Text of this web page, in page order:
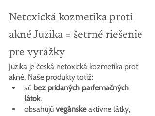
Netoxická kozmetika proti
akné Juzika = šetrné riešenie
pre vyrážky
Juzika je česká netoxická kozmetika proti
akné. Naše produkty totiž:
sú bez pridaných parfemačných
látok.
obsahujú vegánske aktívne látky,